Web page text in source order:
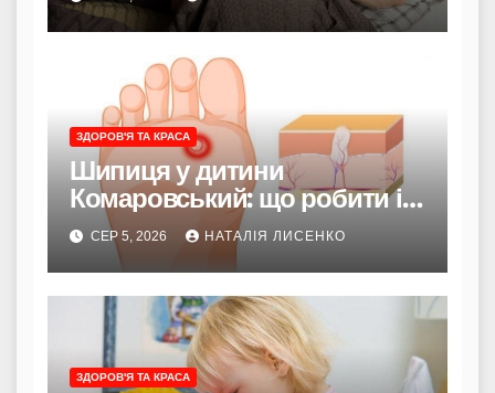
ЗДОРОВ'Я ТА КРАСА
Шипиця у дитини
Комаровський: що робити і
коли турбуватися
СЕР 5, 2026 НАТАЛІЯ ЛИСЕНКО
ЗДОРОВ'Я ТА КРАСА